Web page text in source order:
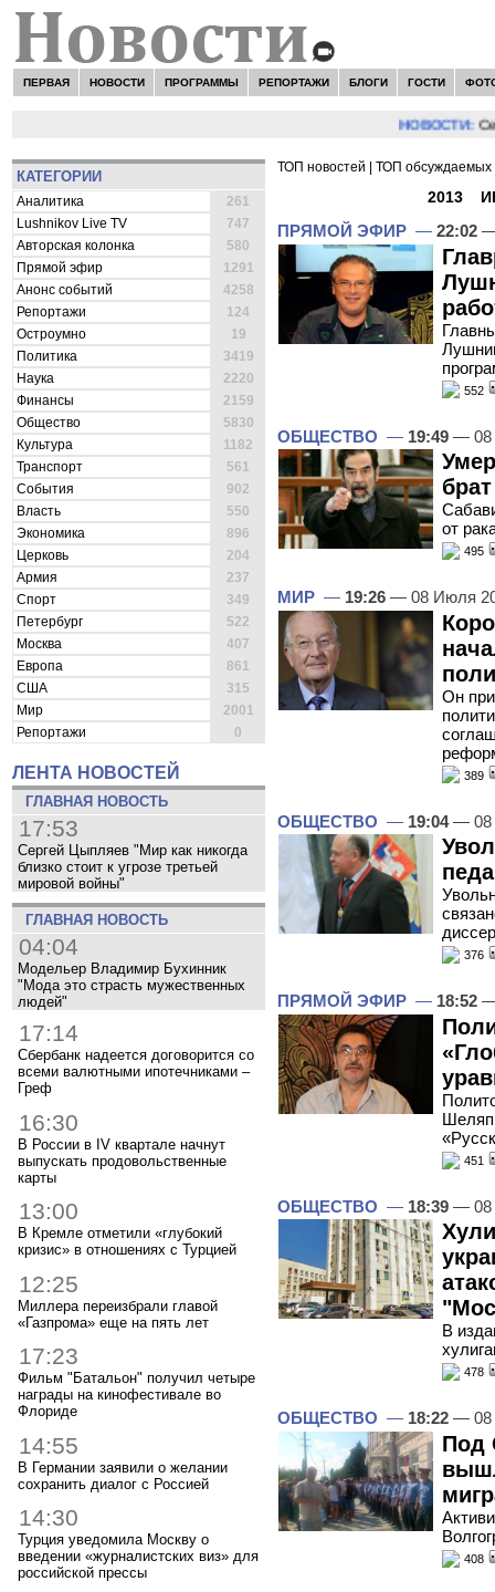
ПЕРВАЯ НОВОСТИ ПРОГРАММЫ РЕПОРТАЖИ БЛОГИ ГОСТИ
НОВОСТИ: Сергей
КАТЕГОРИИ
Аналитика
261
Lushnikov Live TV
747
Авторская колонка
580
Прямой эфир
1291
Анонс событий
4258
Репортажи
124
Остроумно
19
Политика
3419
Наука
2220
Финансы
2159
Общество
5830
Культура
1182
Транспорт
561
События
902
Власть
550
Экономика
896
Церковь
204
Армия
237
Спорт
349
Петербург
522
Москва
407
Европа
861
США
315
Мир
2001
Репортажи
0
ЛЕНТА НОВОСТЕЙ
ГЛАВНАЯ НОВОСТЬ
17:53
Сергей Цыпляев "Мир как никогда
близко стоит к угрозе третьей
мировой войны"
ГЛАВНАЯ НОВОСТЬ
04:04
Модельер Владимир Бухинник
"Мода это страсть мужественных
людей"
17:14
Сбербанк надеется договорится со
всеми валютными ипотечниками –
Греф
16:30
В России в IV квартале начнут
выпускать продовольственные
карты
13:00
В Кремле отметили «глубокий
кризис» в отношениях с Турцией
12:25
Миллера переизбрали главой
«Газпрома» еще на пять лет
17:23
Фильм "Батальон" получил четыре
награды на кинофестивале во
Флориде
14:55
В Германии заявили о желании
сохранить диалог с Россией
14:30
Турция уведомила Москву о
введении «журналистских виз» для
российской прессы
ТОП новостей ТОП обсуждаемых
2013
ПРЯМОЙ ЭФИР — 22:02
552
ОБЩЕСТВО — 19:49 — 08
от
495
МИР — 19:26 — 08 Июля
Он
389
ОБЩЕСТВО — 19:04— 08
376
ПРЯМОЙ ЭФИР — 18:52
451
ОБЩЕСТВО — 18:39 — 08
В
478
ОБЩЕСТВО — 18:22 — 08
Под
408